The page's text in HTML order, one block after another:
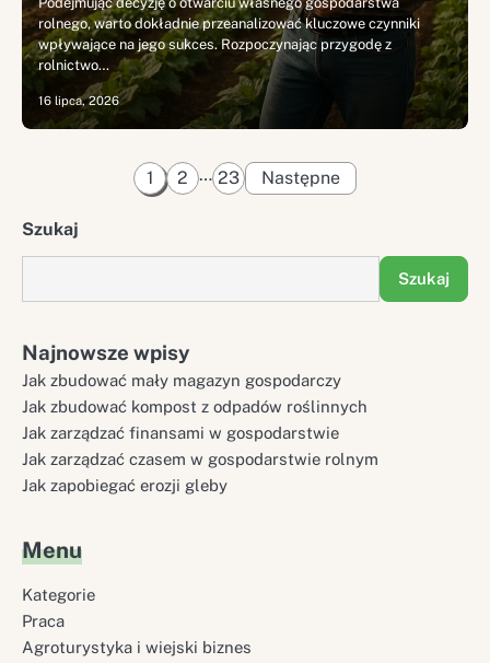
rolnego, warto dokładnie przeanalizować kluczowe czynniki
wpływające na jego sukces. Rozpoczynając przygodę z
rolnictwo…
16 lipca, 2026
Stronicowanie
1 2 … 23 Następne
Szukaj
Szukaj
Najnowsze wpisy
Jak zbudować mały magazyn gospodarczy
Jak zbudować kompost z odpadów roślinnych
Jak zarządzać finansami w gospodarstwie
Jak zarządzać czasem w gospodarstwie rolnym
Jak zapobiegać erozji gleby
Menu
Kategorie
Praca
Agroturystyka i wiejski biznes